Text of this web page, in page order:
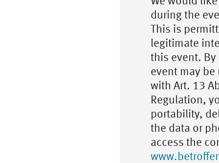
during the
This is
legitimate
this event.
event may
with Art. 13
Regulation,
portability,
the data or
access the